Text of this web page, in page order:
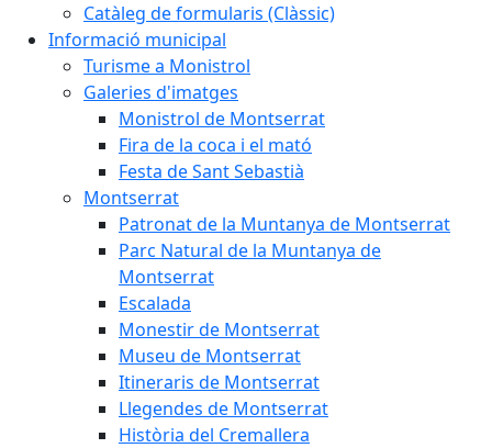
Catàleg de formularis (Clàssic)
Informació municipal
Turisme a Monistrol
Galeries d'imatges
Monistrol de Montserrat
Fira de la coca i el mató
Festa de Sant Sebastià
Montserrat
Patronat de la Muntanya de Montserrat
Parc Natural de la Muntanya de
Montserrat
Escalada
Monestir de Montserrat
Museu de Montserrat
Itineraris de Montserrat
Llegendes de Montserrat
Història del Cremallera